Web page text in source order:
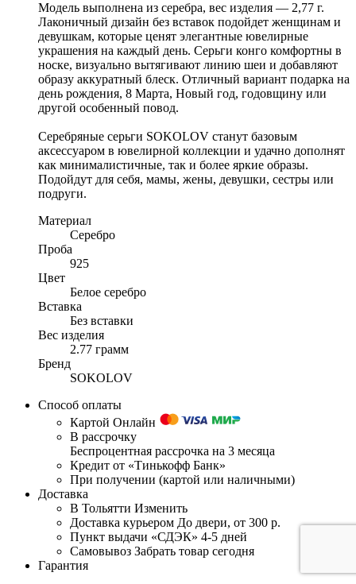
Модель выполнена из серебра, вес изделия — 2,77 г.
Лаконичный дизайн без вставок подойдет женщинам и
девушкам, которые ценят элегантные ювелирные
украшения на каждый день. Серьги конго комфортны в
носке, визуально вытягивают линию шеи и добавляют
образу аккуратный блеск. Отличный вариант подарка на
день рождения, 8 Марта, Новый год, годовщину или
другой особенный повод.
Серебряные серьги SOKOLOV станут базовым
аксессуаром в ювелирной коллекции и удачно дополнят
как минималистичные, так и более яркие образы.
Подойдут для себя, мамы, жены, девушки, сестры или
подруги.
Материал
Серебро
Проба
925
Цвет
Белое серебро
Вставка
Без вставки
Вес изделия
2.77 грамм
Бренд
SOKOLOV
Способ оплаты
Картой Онлайн
В рассрочку
Беспроцентная рассрочка на 3 месяца
Кредит от «Тинькофф Банк»
При получении (картой или наличными)
Доставка
В Тольятти Изменить
Доставка курьером До двери, от 300 р.
Пункт выдачи «СДЭК» 4-5 дней
Самовывоз Забрать товар сегодня
Гарантия